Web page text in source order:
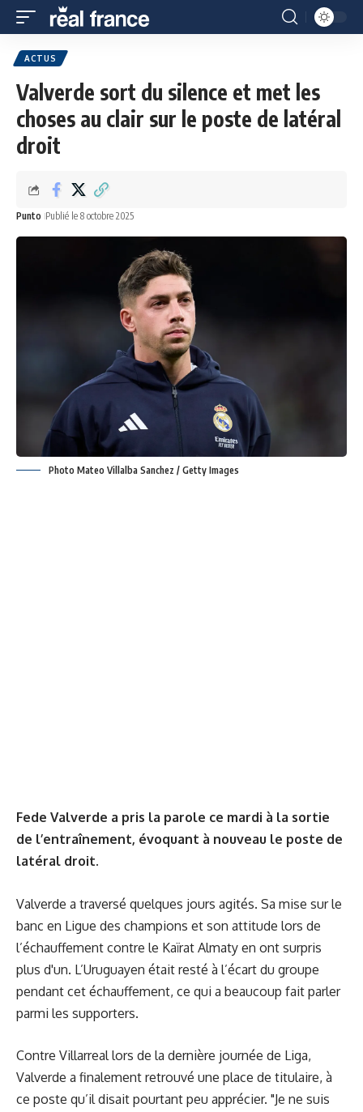
ACTUS
Valverde sort du silence et met les
choses au clair sur le poste de latéral
droit
Punto Publié le 8 octobre 2025
Photo Mateo Villalba Sanchez / Getty Images
Fede Valverde a pris la parole ce mardi à la sortie
de l’entraînement, évoquant à nouveau le poste de
latéral droit.
Valverde a traversé quelques jours agités. Sa mise sur le
banc en Ligue des champions et son attitude lors de
l’échauffement contre le Kaïrat Almaty en ont surpris
plus d'un. L’Uruguayen était resté à l’écart du groupe
pendant cet échauffement, ce qui a beaucoup fait parler
parmi les supporters.
Contre Villarreal lors de la dernière journée de Liga,
Valverde a finalement retrouvé une place de titulaire, à
ce poste qu’il disait pourtant peu apprécier. "Je ne suis